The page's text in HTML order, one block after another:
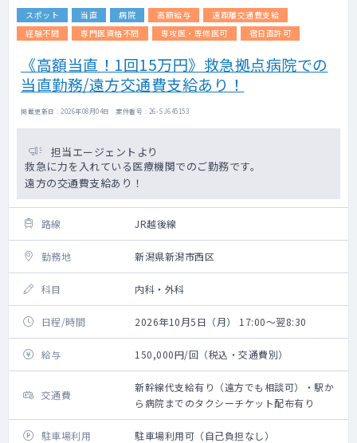
スポット 当直 病院 高額給与
遠距離交通費支給
経験不問
専門医資格不問 専攻医・専修医可 宿日直許可
《高額当直！1回15万円》救急拠点病院での
当直勤務/遠方交通費支給あり！
掲載更新日 : 2026年08月04日 案件番号 : 26-SJ645153
担当エージェントより
救急に力を入れている医療機関でのご勤務です。
遠方の交通費支給あり！
路線 JR越後線
勤務地 新潟県新潟市西区
科目 内科・外科
日程/時間 2026年10月5日（月） 17:00～翌8:30
給与 150,000円/回（税込・交通費別）
交通費
新幹線代支給有り（遠方でも相談可）・駅か
ら病院までのタクシーチケット配布有り
駐車場利用 駐車場利用可（自己負担なし）